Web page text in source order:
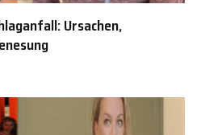
Ursachen,